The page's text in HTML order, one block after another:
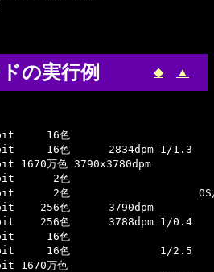
の実行例 ◆ ▲
16色
16色      2834dpm 1/1.3
1670万色 3790x3780dpm
2色
1bit      2色                    OS/
256色      3790dpm
256色      3788dpm 1/0.4
16色
4bit     16色              1/2.5
1670万色